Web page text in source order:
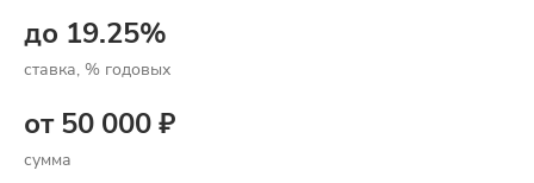
до 19.25%⠀
ставка, % годовых
от 50 000 ₽
сумма